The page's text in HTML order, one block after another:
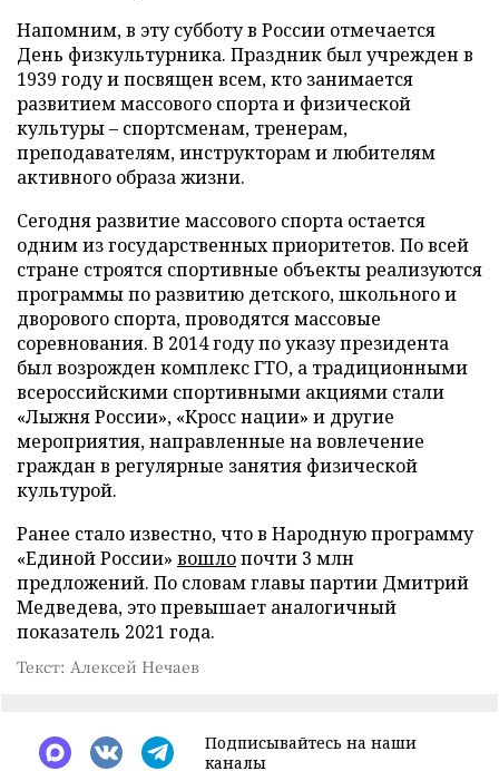
Напомним, в эту субботу в России отмечается
День физкультурника. Праздник был учрежден в
1939 году и посвящен всем, кто занимается
развитием массового спорта и физической
культуры – спортсменам, тренерам,
преподавателям, инструкторам и любителям
активного образа жизни.
Сегодня развитие массового спорта остается
одним из государственных приоритетов. По всей
стране строятся спортивные объекты реализуются
программы по развитию детского, школьного и
дворового спорта, проводятся массовые
соревнования. В 2014 году по указу президента
был возрожден комплекс ГТО, а традиционными
всероссийскими спортивными акциями стали
«Лыжня России», «Кросс нации» и другие
мероприятия, направленные на вовлечение
граждан в регулярные занятия физической
культурой.
Ранее стало известно, что в Народную программу
«Единой России» вошлопочти 3 млн
предложений. По словам главы партии Дмитрий
Медведева, это превышает аналогичный
показатель 2021 года.
Текст: Алексей Нечаев
Подписывайтесь на наши
каналы